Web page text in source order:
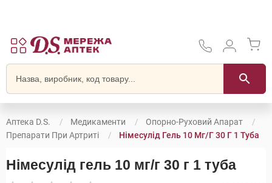
Аптека D.S. Медикаменти
Опорно-Руховий Апарат
Препарати При Артриті
Німесулід Гель 10 Мг/г 30 Г 1 Туба
Німесулід гель 10 мг/г 30 г 1 туба